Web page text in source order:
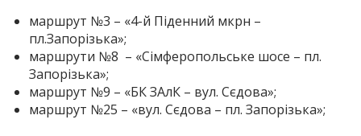
маршрут №3 – «4-й Піденний мкрн –
пл.Запорізька»;
маршрути №8 – «Сімферопольське шосе – пл.
Запорізька»;
маршрут №9 – «БК ЗАлК – вул. Сєдова»;
маршрут №25 – «вул. Сєдова – пл. Запорізька»;